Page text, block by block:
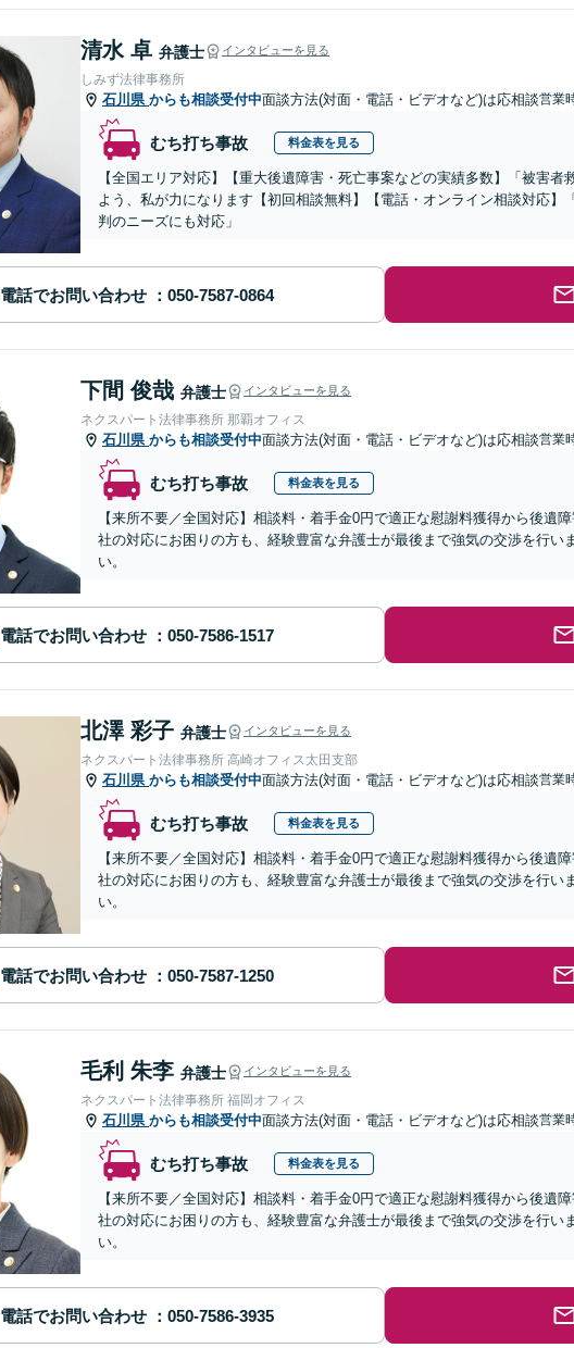
清水 卓 弁護士 インタビューを見る
しみず法律事務所
石川県 からも相談受付中面談方法(対面・電話・ビデオなど)は応相談営業
むち打ち事故 料金表を見る
【全国エリア対応】【重大後遺障害・死亡事案などの実績多数】「被害
よう、私が力になります【初回相談無料】【電話・オンライン相談対応
判のニーズにも対応」
電話でお問い合わせ
下間 俊哉 弁護士 インタビューを見る
ネクスパート法律事務所 那覇オフィス
石川県 からも相談受付中面談方法(対面・電話・ビデオなど)は応相談営業
むち打ち事故 料金表を見る
【来所不要／全国対応】相談料・着手金0円で適正な慰謝料獲得から後遺
社の対応にお困りの方も、経験豊富な弁護士が最後まで強気の交渉を行い
い。
電話でお問い合わせ
北澤 彩子 弁護士 インタビューを見る
ネクスパート法律事務所 高崎オフィス太田支部
石川県 からも相談受付中面談方法(対面・電話・ビデオなど)は応相談営業
むち打ち事故 料金表を見る
【来所不要／全国対応】相談料・着手金0円で適正な慰謝料獲得から後遺
社の対応にお困りの方も、経験豊富な弁護士が最後まで強気の交渉を行い
い。
電話でお問い合わせ
毛利 朱李 弁護士 インタビューを見る
ネクスパート法律事務所 福岡オフィス
石川県 からも相談受付中面談方法(対面・電話・ビデオなど)は応相談営業
むち打ち事故 料金表を見る
【来所不要／全国対応】相談料・着手金0円で適正な慰謝料獲得から後遺
社の対応にお困りの方も、経験豊富な弁護士が最後まで強気の交渉を行い
い。
電話でお問い合わせ